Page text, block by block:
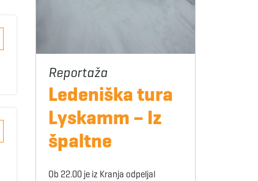
Ledeniška tura
Lyskamm – Iz
špaltne
Ob 22.00 je iz Kranja odpeljal